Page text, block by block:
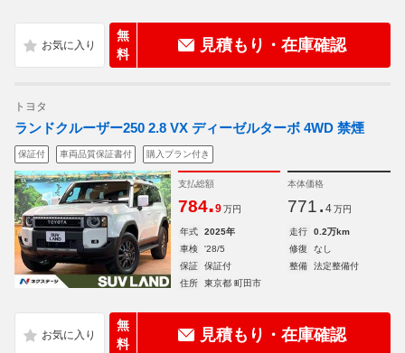
無
料
見積もり・在庫確認
トヨタ
ランドクルーザー250 2.8 VX ディーゼルターボ 4WD 禁煙
保証付 車両品質保証書付 購入プラン付き
支払総額
784.9 万円
本体価格
771. 4 万円
年式 2025年 走行
0.2万km
車検
'28/5 修復
なし
保証
保証付 整備
法定整備付
住所
東京都 町田市
無
料
見積もり・在庫確認